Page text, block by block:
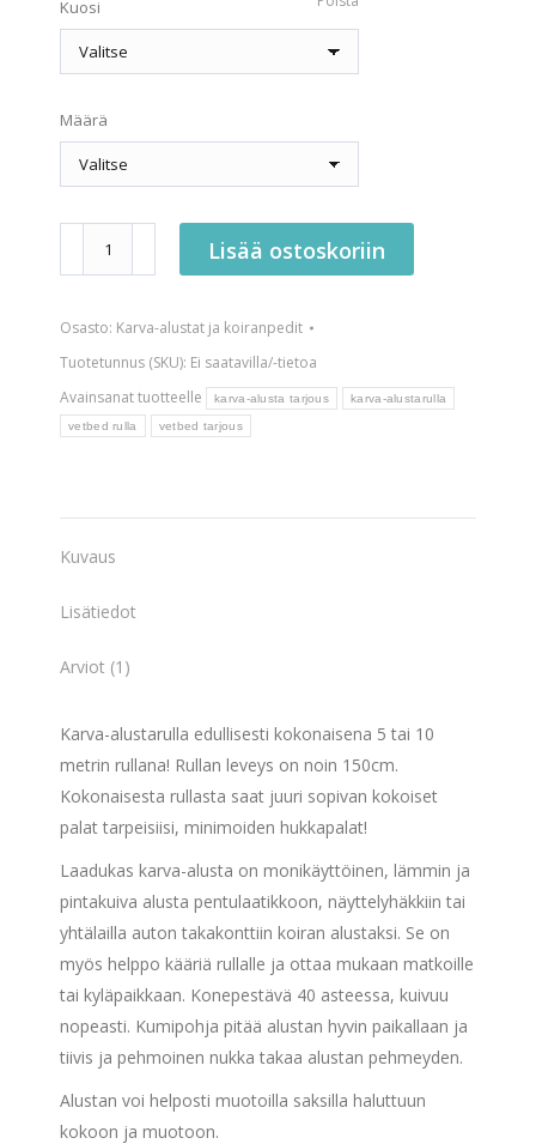
Kuosi
Määrä
10
metriä
määrä
Lisää ostoskoriin
Osasto: Karva-alustat ja koiranpedit
Tuotetunnus (SKU): Ei saatavilla/-tietoa
Avainsanat tuotteelle
karva-alusta tarjous karva-alustarulla
vetbed rulla vetbed tarjous
Kuvaus
Lisätiedot
Arviot (1)
Karva-alustarulla edullisesti kokonaisena 5 tai 10
metrin rullana! Rullan leveys on noin 150cm.
Kokonaisesta rullasta saat juuri sopivan kokoiset
palat tarpeisiisi, minimoiden hukkapalat!
Laadukas karva-alusta on monikäyttöinen, lämmin ja
pintakuiva alusta pentulaatikkoon, näyttelyhäkkiin tai
yhtälailla auton takakonttiin koiran alustaksi. Se on
myös helppo kääriä rullalle ja ottaa mukaan matkoille
tai kyläpaikkaan. Konepestävä 40 asteessa, kuivuu
nopeasti. Kumipohja pitää alustan hyvin paikallaan ja
tiivis ja pehmoinen nukka takaa alustan pehmeyden.
Alustan voi helposti muotoilla saksilla haluttuun
kokoon ja muotoon.